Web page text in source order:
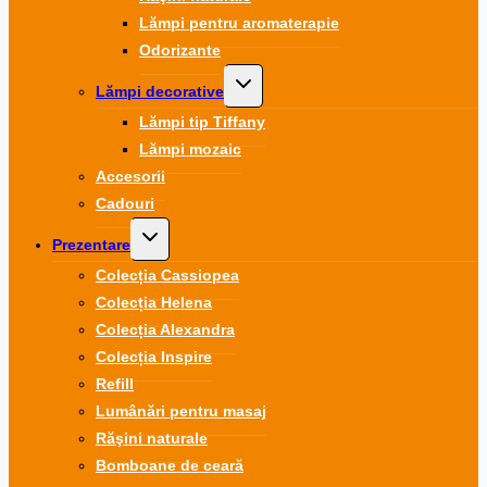
Lămpi pentru aromaterapie
Odorizante
Lămpi decorative
Toggle
child
menu
Lămpi tip Tiffany
Lămpi mozaic
Accesorii
Cadouri
Prezentare
Toggle
child
menu
Colecția Cassiopea
Colecția Helena
Colecția Alexandra
Colecția Inspire
Refill
Lumânări pentru masaj
Răşini naturale
Bomboane de ceară